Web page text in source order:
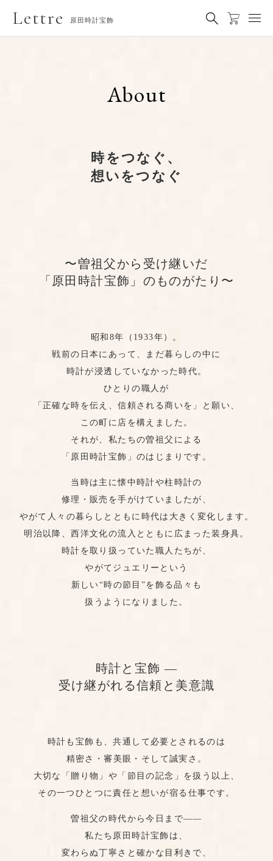
Lettre 原田時計宝飾
About
時をつなぐ、
想いをつなぐ
〜曽祖父から受け継いだ
「原田時計宝飾」のものがたり〜
昭和8年（1933年）。
戦前の日本にあって、まだ暮らしの中に
時計が浸透していなかった時代。
ひとりの職人が
「正確な時を伝え、信頼される商いを」と願い、
この町に店を構えました。
それが、私たちの曽祖父による
「原田時計宝飾」のはじまりです。
当時は主に懐中時計や柱時計の
修理・販売を手がけていましたが、
やがて人々の暮らしとともに時代は大きく変化します。
明治以降、西洋文化の流入とともに広まった装身具。
時計を取り扱っていた職人たちが、
やがてジュエリーという
新しい“時の節目”を飾る品々も
扱うようになりました。
時計と宝飾 ―
受け継がれる信頼と美意識
時計も宝飾も、共通して必要とされるのは
精密さ・審美眼・そして誠実さ。
大切な「贈り物」や「節目の記念」を扱う以上、
その一つひとつに責任と想いが宿る仕事です。
曽祖父の時代から今日まで――
私たち原田時計宝飾は、
変わらぬ丁寧さと確かな目利きで、